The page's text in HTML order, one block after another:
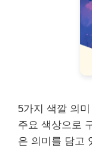
5가지 색깔 의
주요 색상으로
은 의미를 담고